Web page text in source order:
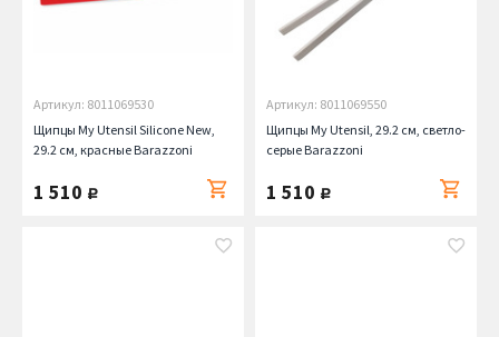
Артикул: 8011069530
Щипцы My Utensil Silicone New,
29.2 см, красные Barazzoni
1 510 руб.
Артикул: 8011069550
Щипцы My Utensil, 29.2 см, светло-
серые Barazzoni
1 510 руб.